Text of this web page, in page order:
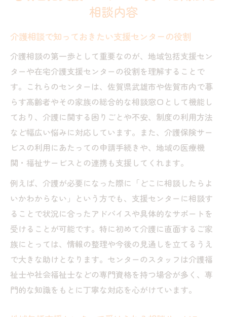
相談内容
介護相談で知っておきたい支援センターの役割
介護相談の第一歩として重要なのが、地域包括支援セン
ターや在宅介護支援センターの役割を理解することで
す。これらのセンターは、佐賀県武雄市や佐賀市内で暮
らす高齢者やその家族の総合的な相談窓口として機能し
ており、介護に関する困りごとや不安、制度の利用方法
など幅広い悩みに対応しています。また、介護保険サー
ビスの利用にあたっての申請手続きや、地域の医療機
関・福祉サービスとの連携も支援してくれます。
例えば、介護が必要になった際に「どこに相談したらよ
いかわからない」という方でも、支援センターに相談す
ることで状況に合ったアドバイスや具体的なサポートを
受けることが可能です。特に初めて介護に直面するご家
族にとっては、情報の整理や今後の見通しを立てるうえ
で大きな助けとなります。センターのスタッフは介護福
祉士や社会福祉士などの専門資格を持つ場合が多く、専
門的な知識をもとに丁寧な対応を心がけています。